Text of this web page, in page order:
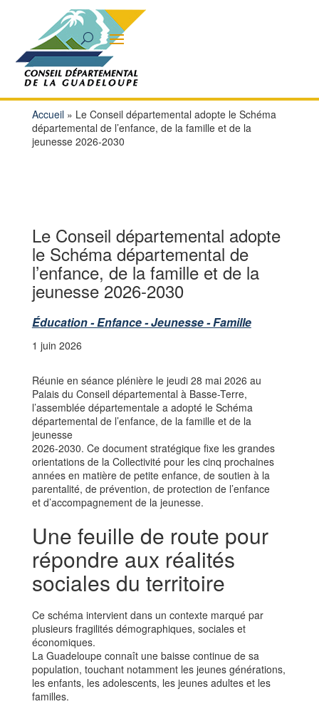
Accueil» Le Conseil départemental adopte le Schéma
départemental de l’enfance, de la famille et de la
jeunesse 2026-2030
Le Conseil départemental adopte
le Schéma départemental de
l’enfance, de la famille et de la
jeunesse 2026-2030
Éducation - Enfance - Jeunesse - Famille
1 juin 2026
Réunie en séance plénière le jeudi 28 mai 2026 au
Palais du Conseil départemental à Basse-Terre,
l’assemblée départementale a adopté le Schéma
départemental de l’enfance, de la famille et de la
jeunesse
2026-2030. Ce document stratégique fixe les grandes
orientations de la Collectivité pour les cinq prochaines
années en matière de petite enfance, de soutien à la
parentalité, de prévention, de protection de l’enfance
et d’accompagnement de la jeunesse.
Une feuille de route pour
répondre aux réalités
sociales du territoire
Ce schéma intervient dans un contexte marqué par
plusieurs fragilités démographiques, sociales et
économiques.
La Guadeloupe connaît une baisse continue de sa
population, touchant notamment les jeunes générations,
les enfants, les adolescents, les jeunes adultes et les
familles.